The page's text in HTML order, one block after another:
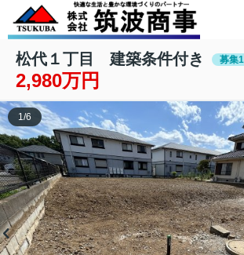
松代１丁目 建築条件付き 募集1
2,980万円
1/6